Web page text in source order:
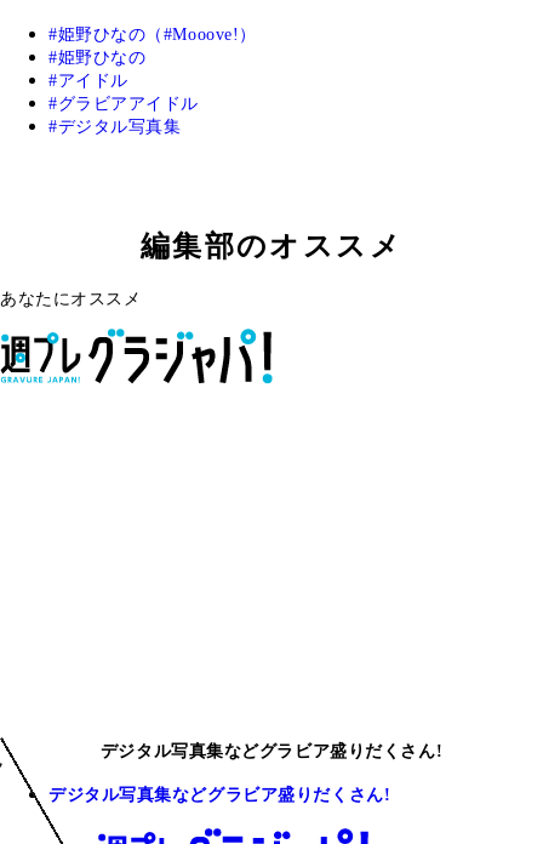
姫野ひなの（#Mooove!）
姫野ひなの
アイドル
グラビアアイドル
デジタル写真集
編集部のオススメ
あなたにオススメ
デジタル写真集などグラビア盛りだくさん!
デジタル写真集などグラビア盛りだくさん!